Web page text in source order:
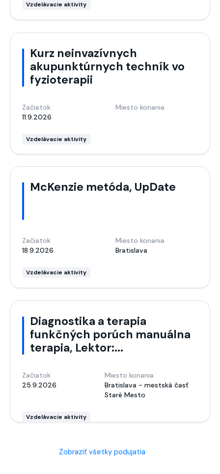
Zobraziť všetky podujatia
Vzdelávacie aktivity
Kurz neinvazívnych
akupunktúrnych techník vo
fyzioterapii
Začiatok
11.9.2026
Miesto konania
Vzdelávacie aktivity
McKenzie metóda, UpDate
Začiatok
18.9.2026
Miesto konania
Bratislava
Vzdelávacie aktivity
Diagnostika a terapia
funkčných porúch manuálna
terapia, Lektor:...
Začiatok
25.9.2026
Miesto konania
Bratislava - mestská časť
Staré Mesto
Vzdelávacie aktivity